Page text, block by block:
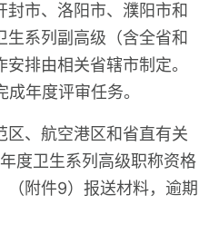
封市、洛阳市、濮阳市和
生系列副高级（含全省和
排由相关省辖市制定。
年度评审任务。
区、航空港区和省直有关
度卫生系列高级职称资格
（附件9）报送材料，逾期